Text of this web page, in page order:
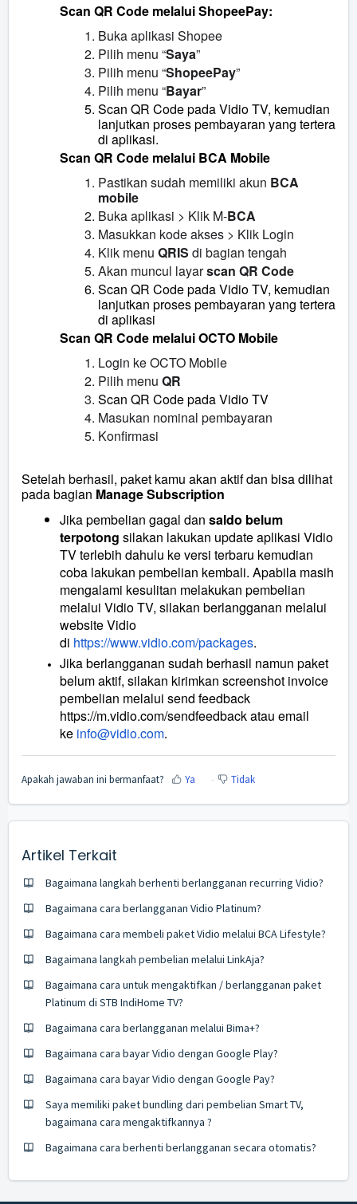
Scan QR Code melalui ShopeePay:
Buka aplikasi Shopee
Pilih menu “Saya”
Pilih menu “ShopeePay”
Pilih menu “Bayar”
Scan QR Code pada Vidio TV, kemudian
lanjutkan proses pembayaran yang tertera
di aplikasi.
Scan QR Code melalui BCA Mobile
Pastikan sudah memiliki akun BCA
mobile
Buka aplikasi > Klik M-BCA
Masukkan kode akses > Klik Login
Klik menu QRIS di bagian tengah
Akan muncul layarscan QR Code
Scan QR Code pada Vidio TV, kemudian
lanjutkan proses pembayaran yang tertera
di aplikasi
Scan QR Code melalui OCTO Mobile
Login ke OCTO Mobile
Pilih menu QR
Scan QR Code pada Vidio TV
Masukan nominal pembayaran
Konfirmasi
Setelah berhasil, paket kamu akan aktif dan bisa dilihat
pada bagian Manage Subscription
Jika pembelian gagal dan saldo belum
terpotong silakan lakukan update aplikasi Vidio
TV terlebih dahulu ke versi terbaru kemudian
coba lakukan pembelian kembali. Apabila masih
mengalami kesulitan melakukan pembelian
melalui Vidio TV, silakan berlangganan melalui
website Vidio
di https://www.vidio.com/packages.
Jika berlangganan sudah berhasil namun paket
belum aktif, silakan kirimkan screenshot invoice
pembelian melalui send feedback
https://m.vidio.com/sendfeedback atau email
ke info@vidio.com.
Apakah jawaban ini bermanfaat? Ya Tidak
Artikel Terkait
Bagaimana langkah berhenti berlangganan recurring Vidio?
Bagaimana cara berlangganan Vidio Platinum?
Bagaimana cara membeli paket Vidio melalui BCA Lifestyle?
Bagaimana langkah pembelian melalui LinkAja?
Bagaimana cara untuk mengaktifkan / berlangganan paket
Platinum di STB IndiHome TV?
Bagaimana cara berlangganan melalui Bima+?
Bagaimana cara bayar Vidio dengan Google Play?
Bagaimana cara bayar Vidio dengan Google Pay?
Saya memiliki paket bundling dari pembelian Smart TV,
bagaimana cara mengaktifkannya ?
Bagaimana cara berhenti berlangganan secara otomatis?